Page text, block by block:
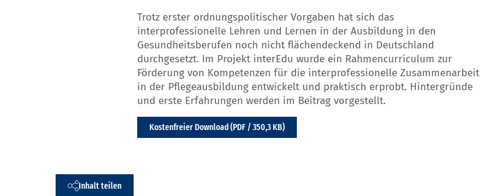
Trotz erster ordnungspolitischer Vorgaben hat sich das
interprofessionelle Lehren und Lernen in der Ausbildung in den
Gesundheitsberufen noch nicht flächendeckend in Deutschland
durchgesetzt. Im Projekt interEdu wurde ein Rahmencurriculum zur
Förderung von Kompetenzen für die interprofessionelle Zusammenarbeit
in der Pflegeausbildung entwickelt und praktisch erprobt. Hintergründe
und erste Erfahrungen werden im Beitrag vorgestellt.
Kostenfreier Download (PDF / 350,3 KB)
Inhalt teilen